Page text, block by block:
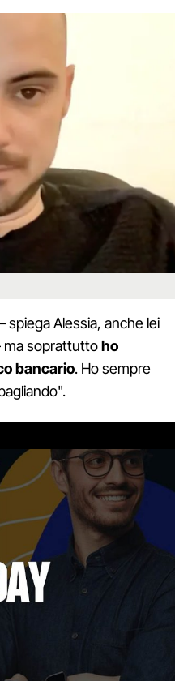
spiega Alessia, anche lei
ma soprattuttoho
bancario. Ho sempre